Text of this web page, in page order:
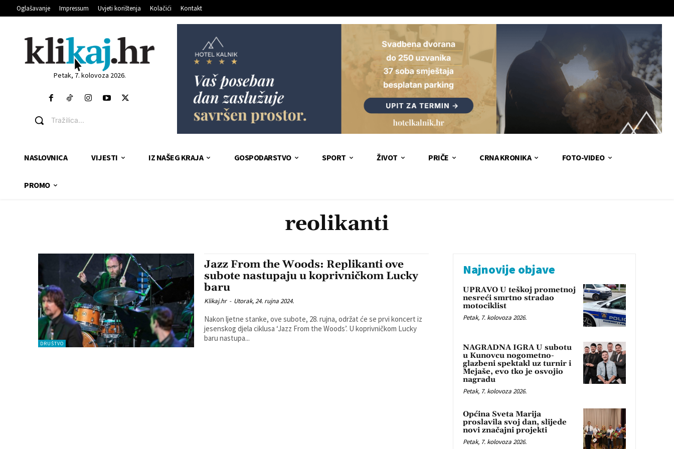
Oglašavanje Impressum Uvjeti korištenja Kolačići Kontakt
Petak, 7. kolovoza 2026.
Tražilica...
NASLOVNICA VIJESTI IZ NAŠEG KRAJA GOSPODARSTVO SPORT ŽIVOT PRIČE CRNA KRONIKA FOTO-VIDEO
PROMO
reolikanti
DRUŠTVO
Jazz From the Woods: Replikanti ove
subote nastupaju u koprivničkom Lucky
baru
Klikaj.hr - Utorak, 24. rujna 2024.
Nakon ljetne stanke, ove subote, 28. rujna, održat će se prvi koncert iz
jesenskog djela ciklusa ‘Jazz From the Woods’. U koprivničkom Lucky
baru nastupa...
Najnovije objave
UPRAVO U teškoj prometnoj
nesreći smrtno stradao
motociklist
Petak, 7. kolovoza 2026.
NAGRADNA IGRA U subotu
u Kunovcu nogometno-
glazbeni spektakl uz turnir i
Mejaše, evo tko je osvojio
nagradu
Petak, 7. kolovoza 2026.
Općina Sveta Marija
proslavila svoj dan, slijede
novi značajni projekti
Petak, 7. kolovoza 2026.